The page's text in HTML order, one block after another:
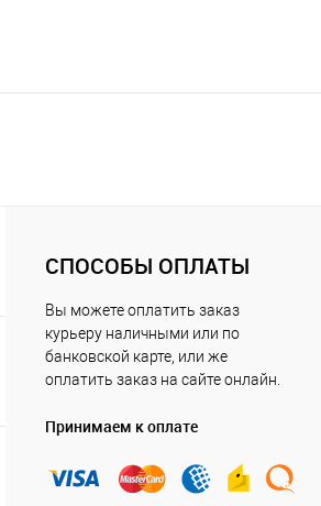
СПОСОБЫ ОПЛАТЫ
Вы можете оплатить заказ
курьеру наличными или по
банковской карте, или же
оплатить заказ на сайте онлайн.
Принимаем к оплате